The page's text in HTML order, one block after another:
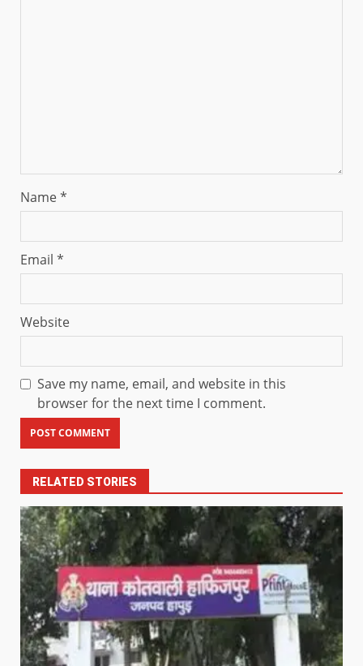
Name*
Email *
Website
Save my name, email, and website in this
browser for the next time I comment.
RELATED STORIES